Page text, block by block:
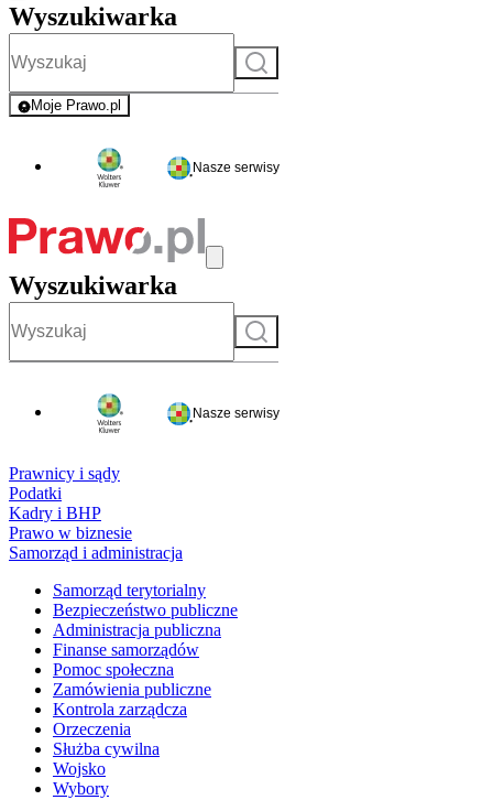
Wyszukiwarka
Szukaj
Moje Prawo.pl
- rejestracja i logowanie do serwisu
Nasze serwisy
Wyszukiwarka
Szukaj
Nasze serwisy
Prawnicy i sądy
Podatki
Kadry i BHP
Prawo w biznesie
Samorząd i administracja
Samorząd terytorialny
Bezpieczeństwo publiczne
Administracja publiczna
Finanse samorządów
Pomoc społeczna
Zamówienia publiczne
Kontrola zarządcza
Orzeczenia
Służba cywilna
Wojsko
Wybory